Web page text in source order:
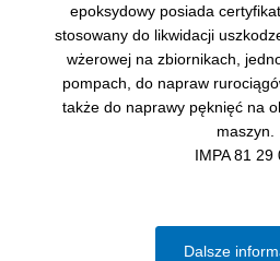
epoksydowy posiada
stosowany do likwidacji
wżerowej na zbiornikach,
pompach, do napraw
także do naprawy pęknięć na
maszyn.
IMPA 81 29
Dalsze